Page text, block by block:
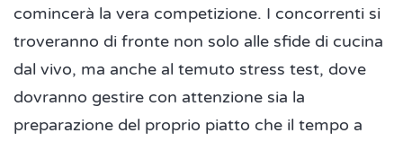
comincerà la vera competizione. I concorrenti si
troveranno di fronte non solo alle sfide di cucina
dal vivo, ma anche al temuto stress test, dove
dovranno gestire con attenzione sia la
preparazione del proprio piatto che il tempo a